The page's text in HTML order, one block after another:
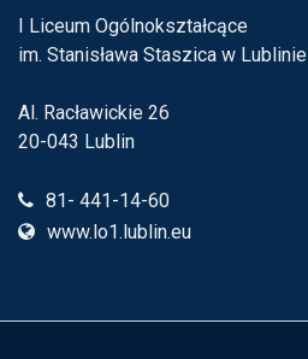
I Liceum Ogólnokształcące
im. Stanisława Staszica w Lublinie
Al. Racławickie 26
20-043 Lublin
81- 441-14-60
www.lo1.lublin.eu